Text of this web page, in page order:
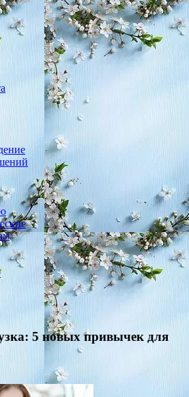
личностный рост, экология,
5 новых привычек для